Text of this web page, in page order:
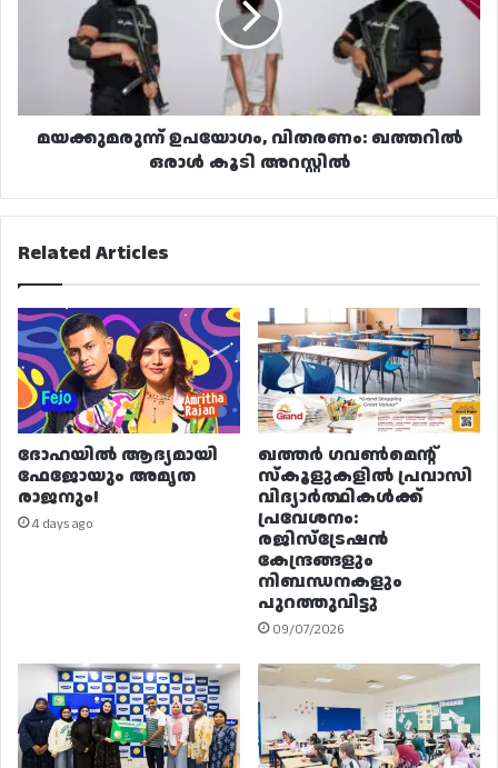
അറസ്റ്റിൽ
മയക്കുമരുന്ന് ഉപയോഗം, വിതരണം: ഖത്തറിൽ
ഒരാൾ കൂടി അറസ്റ്റിൽ
Related Articles
ദോഹയിൽ ആദ്യമായി
ഫേജോയും അമൃത
രാജനും!
4 days ago
ഖത്തർ ഗവൺമെന്റ്
സ്കൂളുകളിൽ പ്രവാസി
വിദ്യാർത്ഥികൾക്ക്
പ്രവേശനം:
രജിസ്ട്രേഷൻ
കേന്ദ്രങ്ങളും
നിബന്ധനകളും
പുറത്തുവിട്ടു
09/07/2026